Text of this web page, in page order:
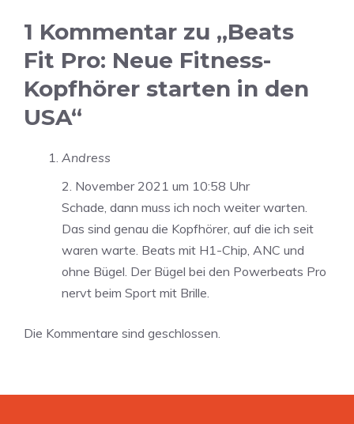
1 Kommentar zu „Beats
Fit Pro: Neue Fitness-
Kopfhörer starten in den
USA“
Andress
2. November 2021 um 10:58 Uhr
Schade, dann muss ich noch weiter warten.
Das sind genau die Kopfhörer, auf die ich seit
waren warte. Beats mit H1-Chip, ANC und
ohne Bügel. Der Bügel bei den Powerbeats Pro
nervt beim Sport mit Brille.
Die Kommentare sind geschlossen.